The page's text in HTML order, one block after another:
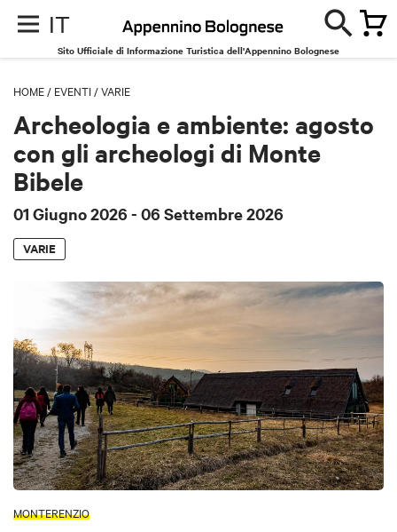
IT
Sito Ufficiale di Informazione Turistica dell'Appennino Bolognese
HOME / EVENTI /VARIE
Archeologia e ambiente: agosto
con gli archeologi di Monte
Bibele
01 Giugno 2026 - 06 Settembre 2026
VARIE
MONTERENZIO